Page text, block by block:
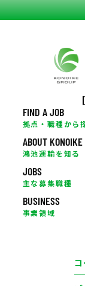
FIND A JOB
拠点・職種から
ABOUT KONOIKE
鴻池運輸を知る
JOBS
主な募集職種
BUSINESS
事業領域